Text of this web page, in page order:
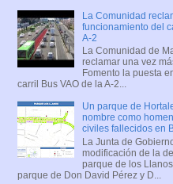
La Comunidad
funcionamiento del
A-2
La Comunidad de
reclamar una vez
Fomento la puesta
carril Bus VAO de la A-2...
Un parque de
nombre como
civiles fallecidos en
La Junta de
modificación de la
parque de los
parque de Don David Pérez y D...